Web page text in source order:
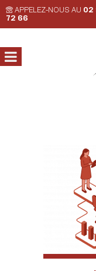
APPELEZ-NOUS AU 02
72 66